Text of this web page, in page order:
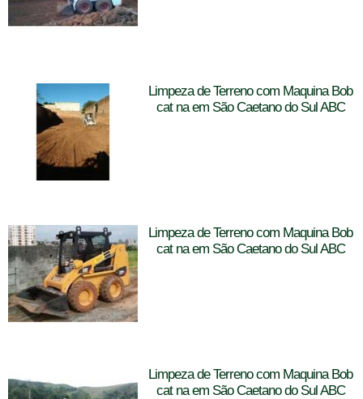
Limpeza de Terreno com Maquina Bob
cat na em São Caetano do Sul ABC
Limpeza de Terreno com Maquina Bob
cat na em São Caetano do Sul ABC
Limpeza de Terreno com Maquina Bob
cat na em São Caetano do Sul ABC